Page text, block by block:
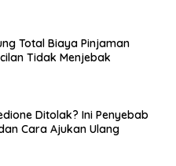
Total Biaya Pinjaman
Tidak Menjebak
Ditolak? Ini Penyebab
Cara Ajukan Ulang